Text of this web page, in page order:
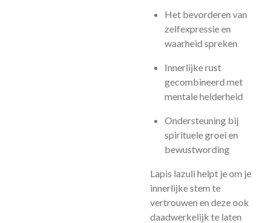
Het bevorderen van
zelfexpressie en
waarheid spreken
Innerlijke rust
gecombineerd met
mentale helderheid
Ondersteuning bij
spirituele groei en
bewustwording
Lapis lazuli helpt je om je
innerlijke stem te
vertrouwen en deze ook
daadwerkelijk te laten